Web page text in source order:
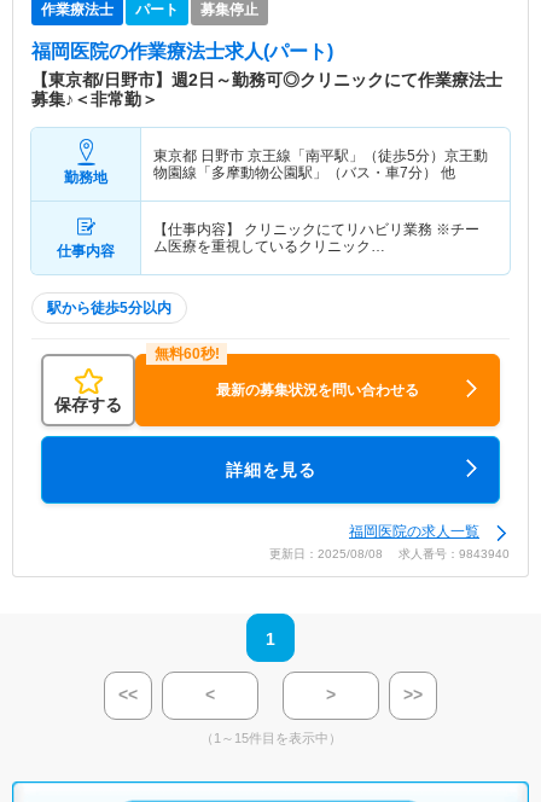
作業療法士 パート 募集停止
福岡医院の作業療法士求人(パート)
【東京都/日野市】週2日～勤務可◎クリニックにて作業療法士
募集♪＜非常勤＞
勤務地
東京都 日野市 京王線「南平駅」（徒歩5分）京王動
物園線「多摩動物公園駅」（バス・車7分） 他
仕事内容
【仕事内容】 クリニックにてリハビリ業務 ※チー
ム医療を重視しているクリニック…
駅から徒歩5分以内
保存する
最新の募集状況を問い合わせる
詳細を見る
福岡医院の求人一覧
更新日：2025/08/08 求人番号：9843940
1
<< < > >>
（1～15件目を表示中）